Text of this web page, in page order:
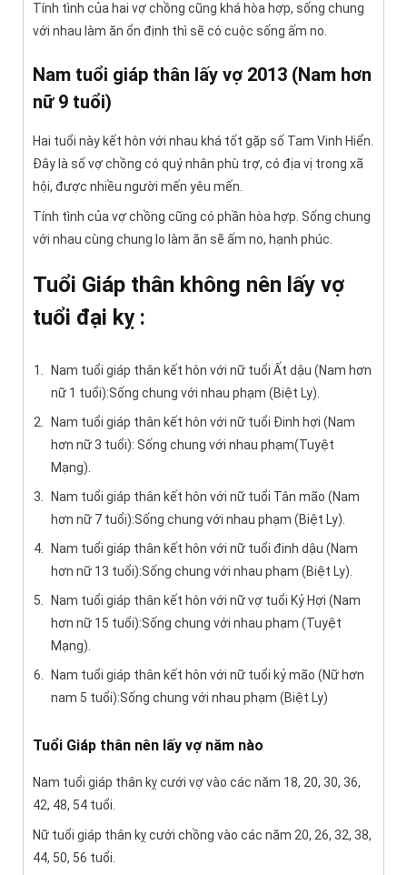
Tính tình của hai vợ chồng cũng khá hòa hợp, sống chung
với nhau làm ăn ổn định thì sẽ có cuộc sống ấm no.
Nam tuổi giáp thân lấy vợ 2013 (Nam hơn
nữ 9 tuổi)
Hai tuổi này kết hôn với nhau khá tốt gặp số Tam Vinh Hiển.
Đây là số vợ chồng có quý nhân phù trợ, có địa vị trong xã
hội, được nhiều người mến yêu mến.
Tính tình của vợ chồng cũng có phần hòa hợp. Sống chung
với nhau cùng chung lo làm ăn sẽ ấm no, hạnh phúc.
Tuổi Giáp thân không nên lấy vợ
tuổi đại kỵ :
Nam tuổi giáp thân kết hôn với nữ tuổi Ất dậu (Nam hơn
nữ 1 tuổi):Sống chung với nhau phạm (Biệt Ly).
Nam tuổi giáp thân kết hôn với nữ tuổi Đinh hợi (Nam
hơn nữ 3 tuổi): Sống chung với nhau phạm(Tuyệt
Mạng).
Nam tuổi giáp thân kết hôn với nữ tuổi Tân mão (Nam
hơn nữ 7 tuổi):Sống chung với nhau phạm (Biệt Ly).
Nam tuổi giáp thân kết hôn với nữ tuổi đinh dậu (Nam
hơn nữ 13 tuổi):Sống chung với nhau phạm (Biệt Ly).
Nam tuổi giáp thân kết hôn với nữ vợ tuổi Kỷ Hợi (Nam
hơn nữ 15 tuổi):Sống chung với nhau phạm (Tuyệt
Mạng).
Nam tuổi giáp thân kết hôn với nữ tuổi kỷ mão (Nữ hơn
nam 5 tuổi):Sống chung với nhau phạm (Biệt Ly)
Tuổi Giáp thân nên lấy vợ năm nào
Nam tuổi giáp thân kỵ cưới vợ vào các năm 18, 20, 30, 36,
42, 48, 54 tuổi.
Nữ tuổi giáp thân kỵ cưới chồng vào các năm 20, 26, 32, 38,
44, 50, 56 tuổi.